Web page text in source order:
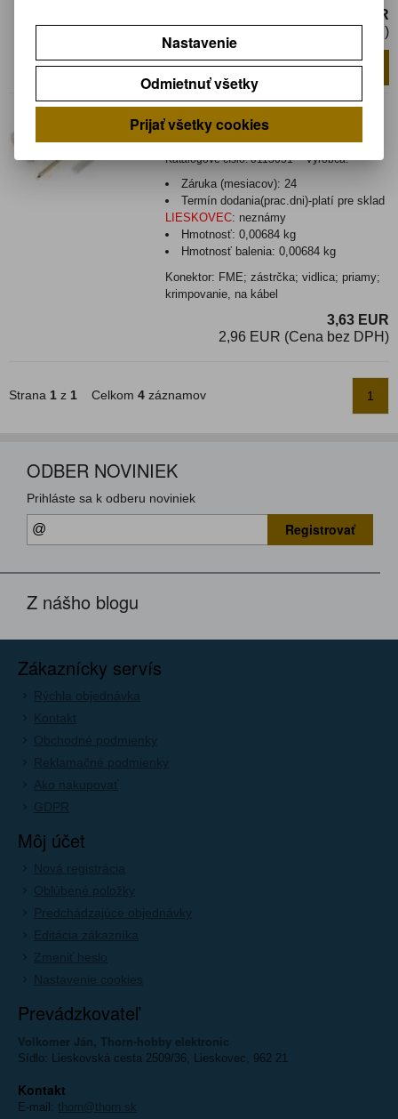
3,12 EUR
2,54 EUR (Cena bez DPH)
ks Pridať do košíka
Nie je na sklade
FME-011
Katalógové číslo:0113051 Výrobca:
Záruka (mesiacov): 24
Termín dodania(prac.dni)-platí pre sklad
LIESKOVEC: neznámy
Hmotnosť:0,00684 kg
Hmotnosť balenia:0,00684 kg
Konektor: FME; zástrčka; vidlica; priamy;
krimpovanie, na kábel
3,63 EUR
2,96 EUR (Cena bez DPH)
Strana 1 z 1 Celkom 4 záznamov 1
ODBER NOVINIEK
Prihláste sa k odberu noviniek
Registrovať
Z nášho blogu
Zákaznícky servís
Rýchla objednávka
Kontakt
Obchodné podmienky
Reklamačné podmienky
Ako nakupovať
GDPR
Môj účet
Nová registrácia
Oblúbené položky
Predchádzajúce objednávky
Editácia zákazníka
Zmeniť heslo
Nastavenie cookies
Prevádzkovateľ
Volkomer Ján, Thorn-hobby elektronic
Sídlo: Lieskovská cesta 2509/36, Lieskovec, 962 21
Kontakt
E-mail: thorn@thorn.sk
Nastavenie
Odmietnuť všetky
Prijať všetky cookies